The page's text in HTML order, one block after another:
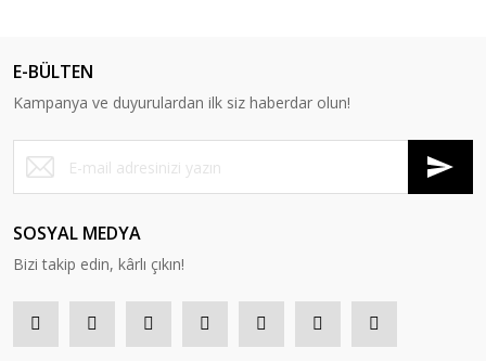
E-BÜLTEN
Kampanya ve duyurulardan ilk siz haberdar olun!
SOSYAL MEDYA
Bizi takip edin, kârlı çıkın!